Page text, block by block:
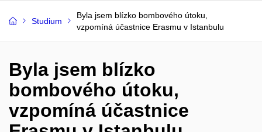
Studium
Byla jsem blízko bombového útoku,
vzpomíná účastnice Erasmu v Istanbulu
Byla jsem blízko
bombového útoku,
vzpomíná účastnice